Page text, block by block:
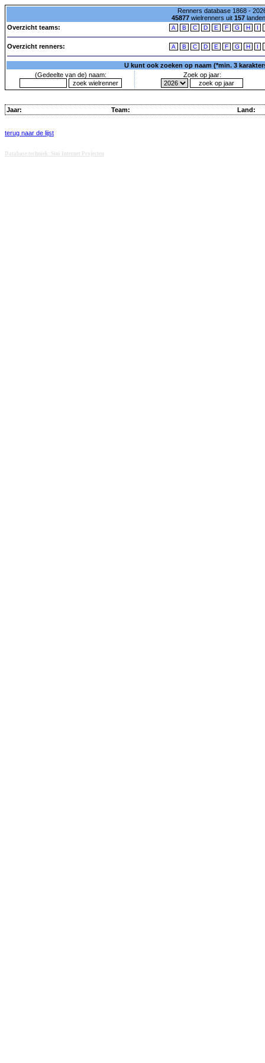
Renners database 1868 -
45877wielrenners uit 157
Overzicht teams:
A B C D E F G H I
Overzicht renners: A B C D E F G H I
U kunt ook zoeken op naam (*min. 3
(Gedeelte van de) naam:
Zoek op jaar:
Jaar: Team: Land:
terug naar de lijst
Database techniek: Sini Internet Projecten